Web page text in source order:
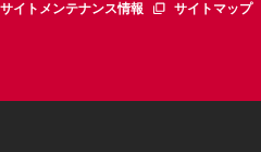
サイトメンテナンス情報
サイトマップ